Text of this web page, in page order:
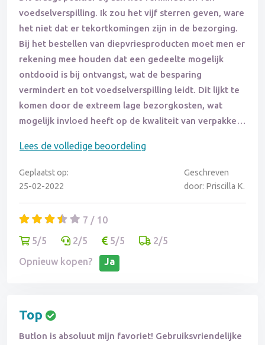
voedselverspilling. Ik zou het vijf sterren geven, ware
het niet dat er tekortkomingen zijn in de bezorging.
Bij het bestellen van diepvriesproducten moet men er
rekening mee houden dat een gedeelte mogelijk
ontdooid is bij ontvangst, wat de besparing
vermindert en tot voedselverspilling leidt. Dit lijkt te
komen door de extreem lage bezorgkosten, wat
mogelijk invloed heeft op de kwaliteit van verpakken
klantenservice. Ondanks dat, zou ik weer bestellen bij
Butlon, met name voor de sterke kortingen, ondanks
dat soms iets weggegooid moet worden. Ik hoop wel
bestelling was geheel correct geleverd en alles was
goed bevroren. Mijn vierde bestelling had een
gemengde ervaring met enkele fouten in de levering.
Het blijft een dilemma tussen prijs en kwaliteit, en ik
hoop op verbeteringen in de bezorgservice, zelfs als
Lees de volledige beoordeling
Geplaatst op:
25-02-2022
Geschreven
door: Priscilla K.
7 / 10
5/5
2/5 5/5
2/5
Opnieuw kopen?
Ja
Top
Butlon is absoluut mijn favoriet! Gebruiksvriendelijke